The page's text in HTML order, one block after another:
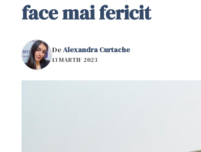
face mai fericit
DeAlexandra Curtache
13 MARTIE 2023